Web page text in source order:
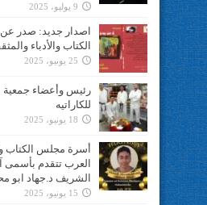
9 يوليو، 2025
اصدار جديد: صدر
الكتاب والأدباء
25 يونيو، 2025
رئيس وأعضاء
للكاراتيه
18 يونيو، 2025
أسرة مجلس الكتاب
العرب تتقدم بأسمى
الشريف د.جهاد ابو
15 يونيو، 2025